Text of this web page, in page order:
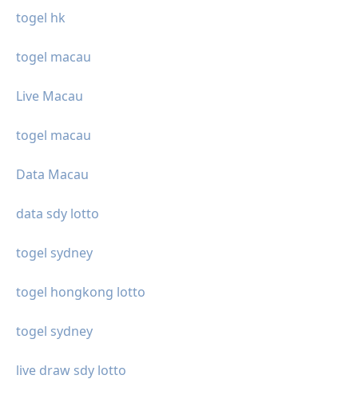
togel hk
togel macau
Live Macau
togel macau
Data Macau
data sdy lotto
togel sydney
togel hongkong lotto
togel sydney
live draw sdy lotto